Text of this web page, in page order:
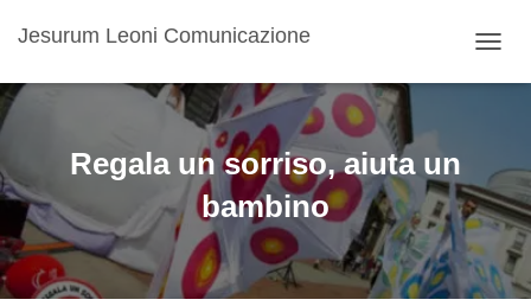
Jesurum Leoni Comunicazione
Regala un sorriso, aiuta un
bambino